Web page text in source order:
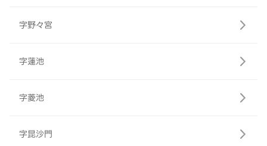
字野々宮
字蓮池
字菱池
字昆沙門